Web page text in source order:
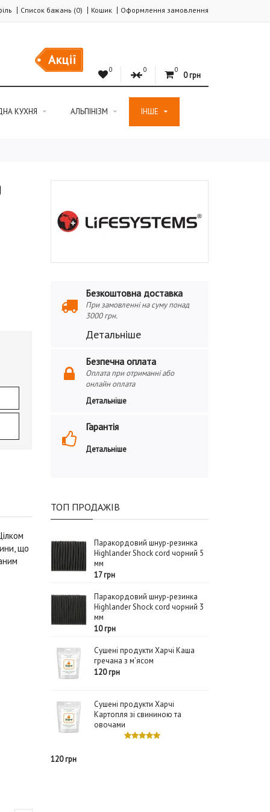
Список бажань (0) Кошик Оформлення замовлення
Акції
0 0 0
0 грн
КУХНЯ АЛЬПІНІЗМ ІНШЕ
що
Безкоштовна доставка
При замовленні на суму понад
3000 грн.
Детальніше
Безпечна оплата
Оплата при отриманні або
онлайн оплата
Детальніше
Гарантія
Детальніше
ТОП ПРОДАЖІВ
Паракордовий шнур-резинка
Highlander Shock cord чорний 5
мм
17 грн
Паракордовий шнур-резинка
Highlander Shock cord чорний 3
мм
10 грн
Сушені продукти Харчі Каша
гречана з м’ясом
120 грн
Сушені продукти Харчі
Картопля зі свининою та
овочами
120 грн